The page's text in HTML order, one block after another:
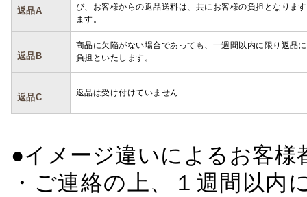
返品A
び、お客様からの返品送料は、共にお客様の負担となりま
ます。
返品B
商品に欠陥がない場合であっても、一週間以内に限り返品
負担といたします。
返品C 返品は受け付けていません
●イメージ違いによるお客
・ご連絡の上、１週間以